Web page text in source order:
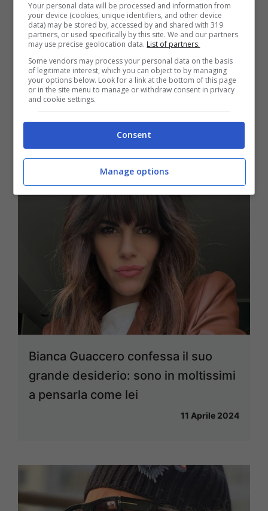
Anche tu soffri per le zanzare con
l’arrivo del caldo? Così te ne
dimenticherai
Bianca Guaccero confessa il suo
grande desiderio: sono in moltissimi
a pensarla come lei
11 Aprile 2024
Your personal data will be processed and information from
your device (cookies, unique identifiers, and other device
data) may be stored by, accessed by and shared with 319
partners, or used specifically by this site. We and our partners
may use precise geolocation data. List of partners.
Some vendors may process your personal data on the basis
of legitimate interest, which you can object to by managing
your options below. Look for a link at the bottom of this page
or in the site menu to manage or withdraw consent in privacy
and cookie settings.
Consent
Manage options